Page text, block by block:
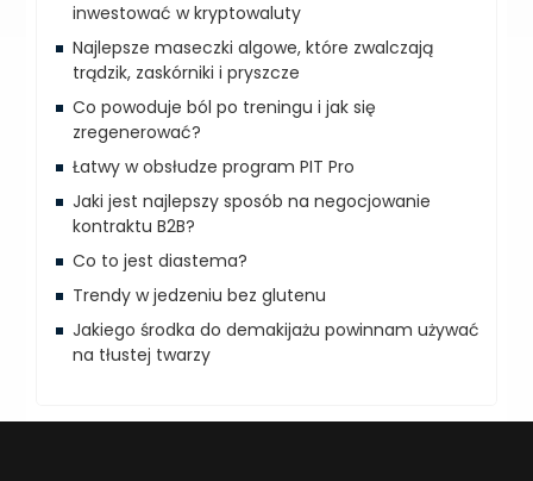
inwestować w kryptowaluty
Najlepsze maseczki algowe, które zwalczają
trądzik, zaskórniki i pryszcze
Co powoduje ból po treningu i jak się
zregenerować?
Łatwy w obsłudze program PIT Pro
Jaki jest najlepszy sposób na negocjowanie
kontraktu B2B?
Co to jest diastema?
Trendy w jedzeniu bez glutenu
Jakiego środka do demakijażu powinnam używać
na tłustej twarzy